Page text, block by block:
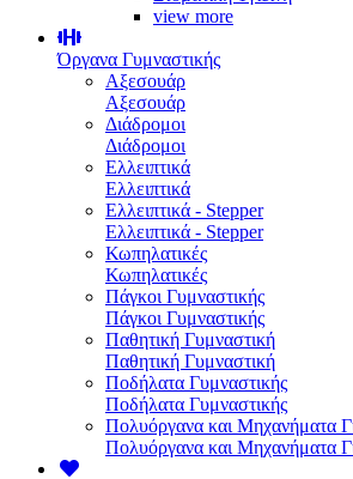
view more
Όργανα Γυμναστικής
Αξεσουάρ
Αξεσουάρ
Διάδρομοι
Διάδρομοι
Ελλειπτικά
Ελλειπτικά
Ελλειπτικά - Stepper
Ελλειπτικά - Stepper
Κωπηλατικές
Κωπηλατικές
Πάγκοι Γυμναστικής
Πάγκοι Γυμναστικής
Παθητική Γυμναστική
Παθητική Γυμναστική
Ποδήλατα Γυμναστικής
Ποδήλατα Γυμναστικής
Πολυόργανα και Μηχανήματα
Πολυόργανα και Μηχανήματα